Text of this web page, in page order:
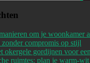
om je woonkamer
zonder compromis op stijl
okergele gordijnen voor
ruimtes: plan je warm-